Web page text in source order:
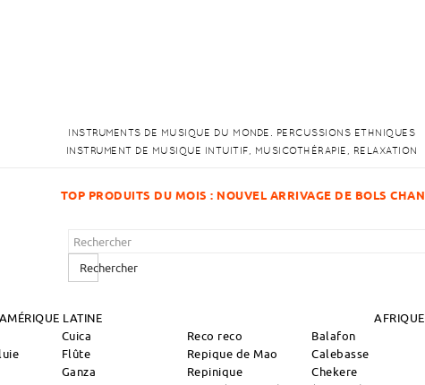
INSTRUMENTS DE MUSIQUE DU MONDE. PERCUSSIONS ETHNIQUES
INSTRUMENT DE MUSIQUE INTUITIF, MUSICOTHÉRAPIE, RELAXATION
ARRIVAGE DE BOLS CHANTANTS !
Rechercher
AMÉRIQUE LATINE AFRIQUE
Cuica
Flûte
Ganza
Reco reco
Repique de Mao
Repinique
Balafon
Calebasse
Chekere